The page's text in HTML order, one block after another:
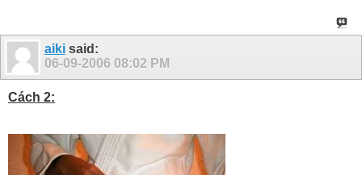
aiki said:
06-09-2006 08:02 PM
Cách 2: